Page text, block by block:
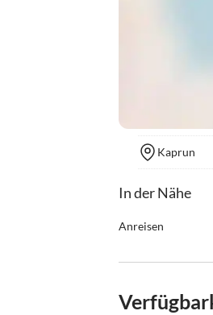
Kaprun
In der Nähe
Anreisen
Check-Out : 10.00